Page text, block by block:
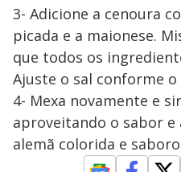
3- Adicione a cenoura
picada e a maionese.
que todos os
Ajuste o sal conforme
4- Mexa novamente e
aproveitando o sabor e
alemã colorida e